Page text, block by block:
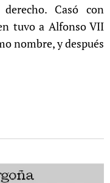
Casó con
tuvo a Alfonso VII
nombre, y después